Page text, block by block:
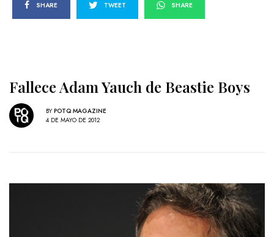
SHARE TWEET SHARE
Fallece Adam Yauch de Beastie Boys
BY POTQ MAGAZINE
4 DE MAYO DE 2012